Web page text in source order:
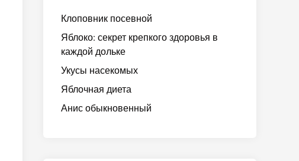
Клоповник посевной
Яблоко: секрет крепкого здоровья в
каждой дольке
Укусы насекомых
Яблочная диета
Анис обыкновенный